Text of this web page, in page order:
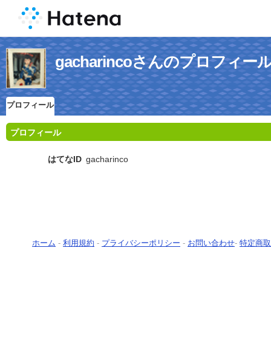
gacharincoさんのプロフィー
プロフィール
プロフィール
はてなID gacharinco
ホーム - 利用規約 - プライバシーポリシー - お問い合わせ- 特定商